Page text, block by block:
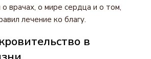
врачах, о мире сердца и о том,
лечение ко благу.
в